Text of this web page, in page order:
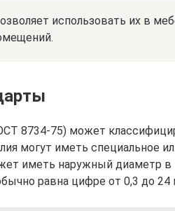
использовать их в
8734-75) может
могут иметь специальное
иметь наружный диаметр в
равна цифре от 0,3 до 24